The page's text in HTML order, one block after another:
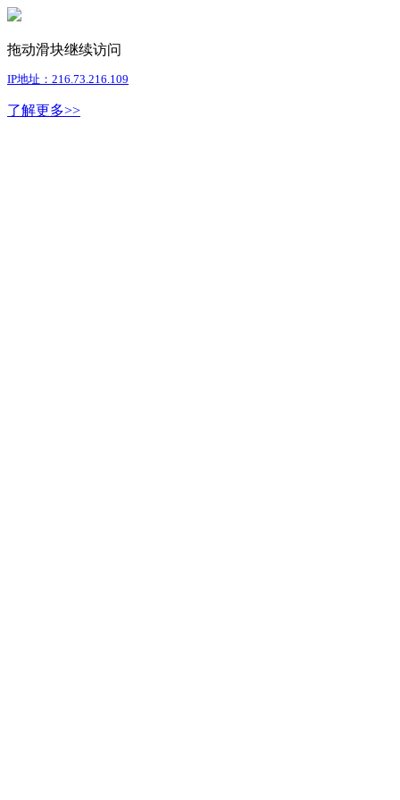
拖动滑块继续访问
IP地址：216.73.216.109
了解更多>>